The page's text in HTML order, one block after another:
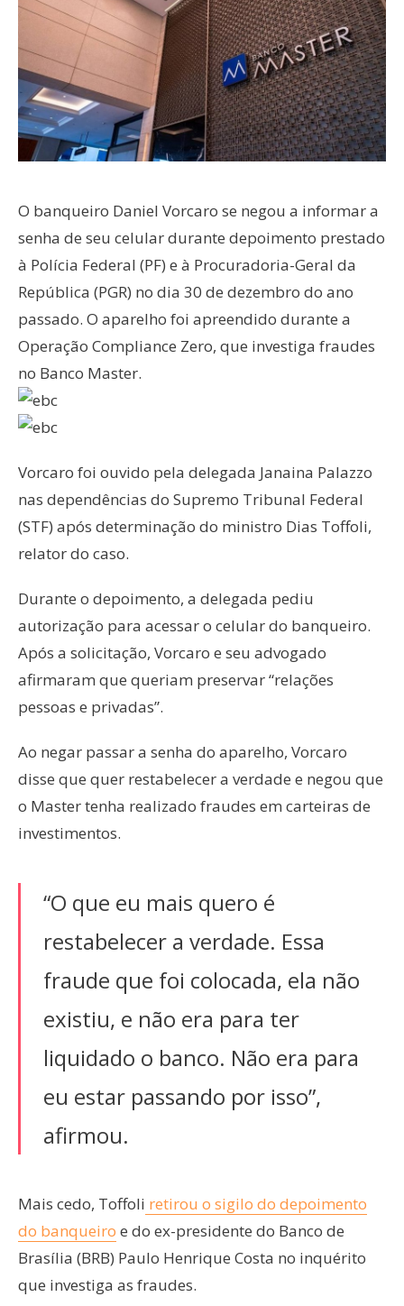
O banqueiro Daniel Vorcaro se negou a informar a
senha de seu celular durante depoimento prestado
à Polícia Federal (PF) e à Procuradoria-Geral da
República (PGR) no dia 30 de dezembro do ano
passado. O aparelho foi apreendido durante a
Operação Compliance Zero, que investiga fraudes
no Banco Master.
Vorcaro foi ouvido pela delegada Janaina Palazzo
nas dependências do Supremo Tribunal Federal
(STF) após determinação do ministro Dias Toffoli,
relator do caso.
Durante o depoimento, a delegada pediu
autorização para acessar o celular do banqueiro.
Após a solicitação, Vorcaro e seu advogado
afirmaram que queriam preservar “relações
pessoas e privadas”.
Ao negar passar a senha do aparelho, Vorcaro
disse que quer restabelecer a verdade e negou que
o Master tenha realizado fraudes em carteiras de
investimentos.
“O que eu mais quero é
restabelecer a verdade. Essa
fraude que foi colocada, ela não
existiu, e não era para ter
liquidado o banco. Não era para
eu estar passando por isso”,
afirmou.
Mais cedo, Toffoli retirou o sigilo do depoimento
do banqueiro e do ex-presidente do Banco de
Brasília (BRB) Paulo Henrique Costa no inquérito
que investiga as fraudes.